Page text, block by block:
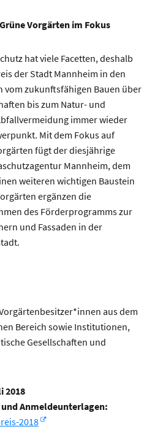
Vorgärten im Fokus
hat viele Facetten, deshalb
der Stadt Mannheim in den
vom zukunftsfähigen Bauen über
bis zum Natur- und
immer wieder
Mit dem Fokus auf
fügt der diesjährige
Mannheim, dem
weiteren wichtigen Baustein
ergänzen die
des Förderprogramms zur
und Fassaden in der
aus dem
Bereich sowie Institutionen,
Gesellschaften und
2018
Anmeldeunterlagen:
2018